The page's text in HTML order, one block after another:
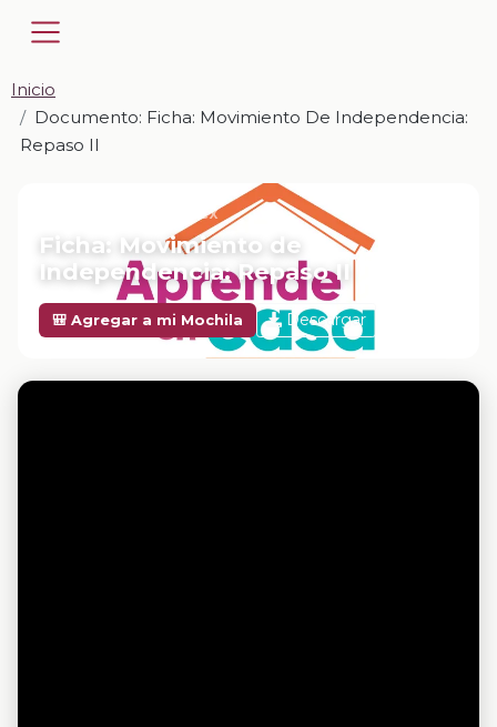
Inicio
Documento: Ficha: Movimiento De Independencia:
Repaso II
📎 DOCUMENTO · DOCX
Ficha: Movimiento de
Independencia: Repaso II
🎒 Agregar a mi Mochila Descargar